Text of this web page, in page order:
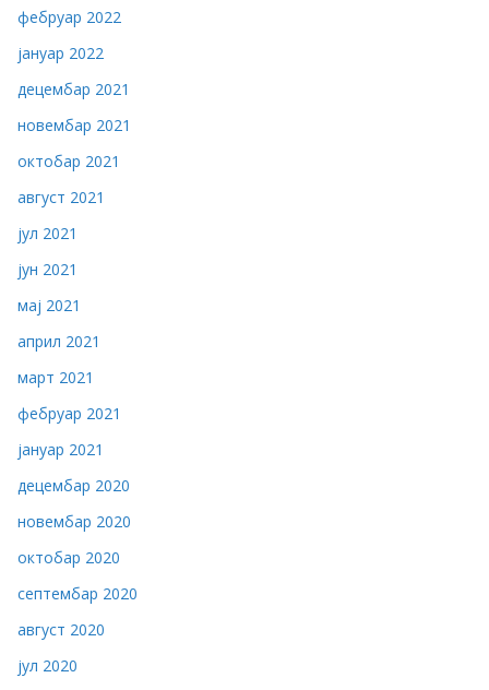
фебруар 2022
јануар 2022
децембар 2021
новембар 2021
октобар 2021
август 2021
јул 2021
јун 2021
мај 2021
април 2021
март 2021
фебруар 2021
јануар 2021
децембар 2020
новембар 2020
октобар 2020
септембар 2020
август 2020
јул 2020